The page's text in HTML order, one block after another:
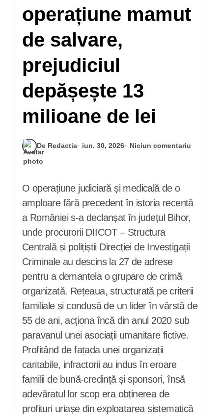
operațiune mamut
de salvare,
prejudiciul
depășește 13
milioane de lei
De Redactia iun. 30, 2026 Niciun comentariu
O operațiune judiciară și medicală de o
amploare fără precedent în istoria recentă
a României s-a declanșat în județul Bihor,
unde procurorii DIICOT – Structura
Centrală și polițiștii Direcției de Investigații
Criminale au descins la 27 de adrese
pentru a demantela o grupare de crimă
organizată. Rețeaua, structurată pe criterii
familiale și condusă de un lider în vârstă de
55 de ani, acționa încă din anul 2020 sub
paravanul unei asociații umanitare fictive.
Profitând de fațada unei organizații
caritabile, infractorii au indus în eroare
familii de bună-credință și sponsori, însă
adevăratul lor scop era obținerea de
profituri uriașe din exploatarea sistematică